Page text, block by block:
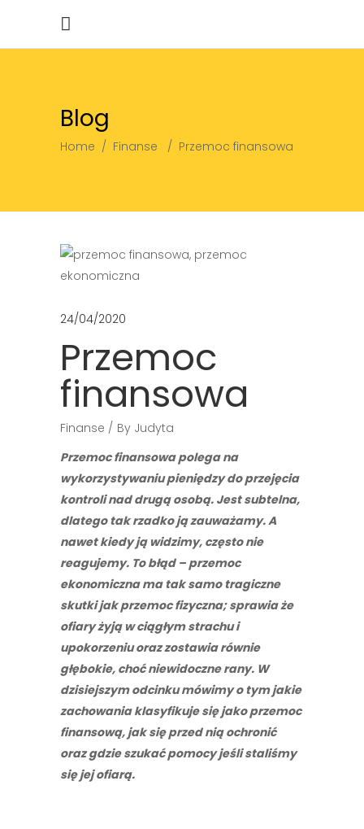
Blog
Home / Finanse / Przemoc finansowa
24/04/2020
Przemoc
finansowa
Finanse By Judyta
Przemoc finansowa polega na
wykorzystywaniu pieniędzy do przejęcia
kontroli nad drugą osobą. Jest subtelna,
dlatego tak rzadko ją zauważamy. A
nawet kiedy ją widzimy, często nie
reagujemy. To błąd – przemoc
ekonomiczna ma tak samo tragiczne
skutki jak przemoc fizyczna; sprawia że
ofiary żyją w ciągłym strachu i
upokorzeniu oraz zostawia równie
głębokie, choć niewidoczne rany. W
dzisiejszym odcinku mówimy o tym jakie
zachowania klasyfikuje się jako przemoc
finansową, jak się przed nią ochronić
oraz gdzie szukać pomocy jeśli staliśmy
się jej ofiarą.